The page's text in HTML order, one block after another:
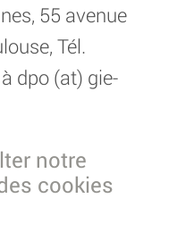
55 avenue
Tél.
dpo (at) gie-
notre
cookies